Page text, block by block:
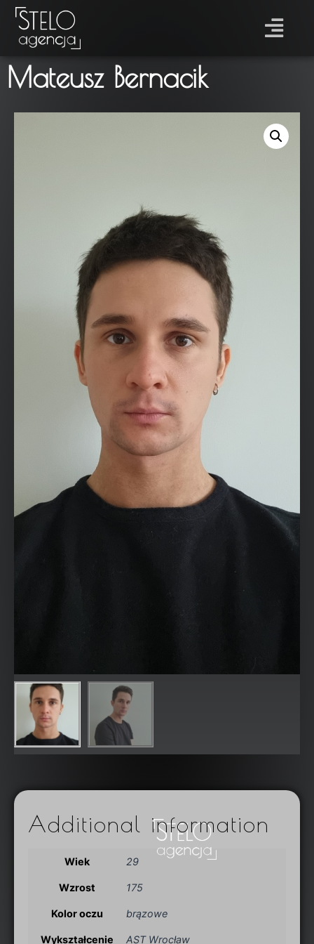
Mateusz Bernacik
Additional information
Wiek 29
Wzrost 175
Kolor oczu brązowe
Wykształcenie AST Wrocław